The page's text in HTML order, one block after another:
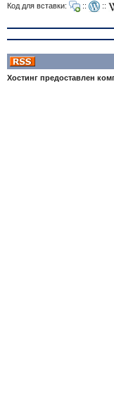
Код для вставки: :: ::
Хостинг предоставлен